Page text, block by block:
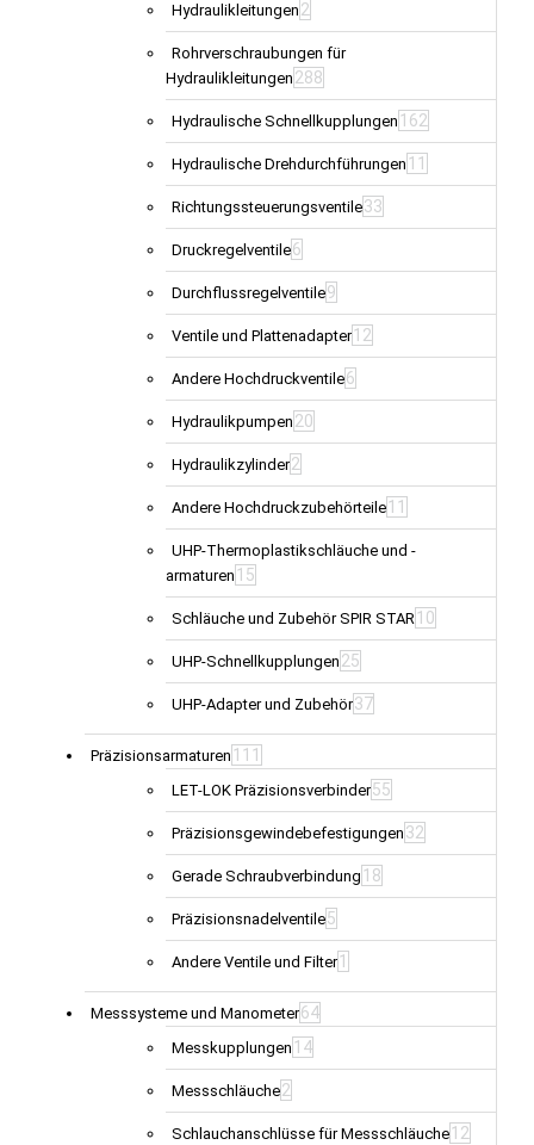
Hydraulikleitungen 2
Rohrverschraubungen für
Hydraulikleitungen 288
Hydraulische Schnellkupplungen 162
Hydraulische Drehdurchführungen 11
Richtungssteuerungsventile33
Druckregelventile6
Durchflussregelventile9
Ventile und Plattenadapter 12
Andere Hochdruckventile6
Hydraulikpumpen 20
Hydraulikzylinder2
Andere Hochdruckzubehörteile 11
UHP-Thermoplastikschläuche und -
armaturen 15
Schläuche und Zubehör SPIR STAR 10
UHP-Schnellkupplungen 25
UHP-Adapter und Zubehör37
Präzisionsarmaturen 111
LET-LOK Präzisionsverbinder55
Präzisionsgewindebefestigungen 32
Gerade Schraubverbindung 18
Präzisionsnadelventile5
Andere Ventile und Filter 1
Messsysteme und Manometer64
Messkupplungen 14
Messschläuche2
Schlauchanschlüsse für Messschläuche 12